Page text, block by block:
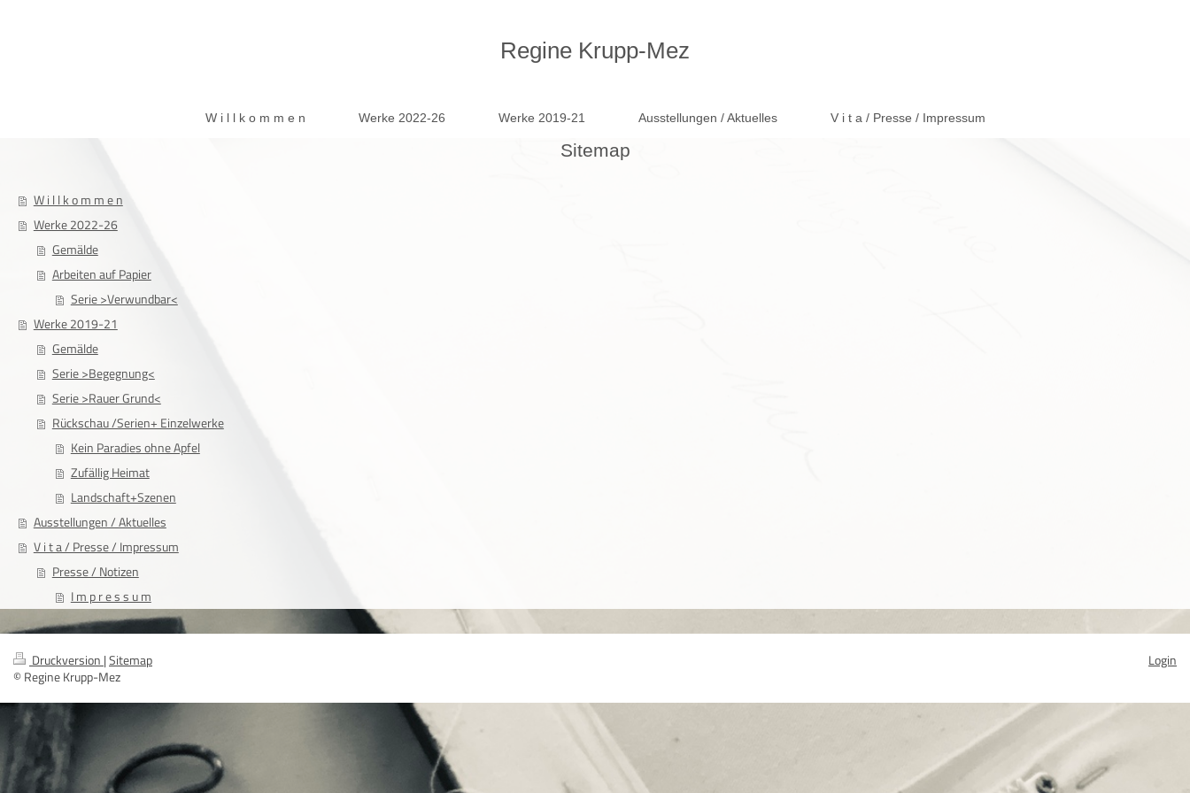
Regine Krupp-Mez
W i l l k o m m e n Werke 2022-26 Werke 2019-21 Ausstellungen / Aktuelles V i t a / Presse / Impressum
Sitemap
W i l l k o m m e n
Werke 2022-26
Gemälde
Arbeiten auf Papier
Serie >Verwundbar<
Werke 2019-21
Gemälde
Serie >Begegnung<
Serie >Rauer Grund<
Rückschau /Serien+ Einzelwerke
Kein Paradies ohne Apfel
Zufällig Heimat
Landschaft+Szenen
Ausstellungen / Aktuelles
V i t a / Presse / Impressum
Presse / Notizen
I m p r e s s u m
Druckversion |Sitemap
© Regine Krupp-Mez
Login